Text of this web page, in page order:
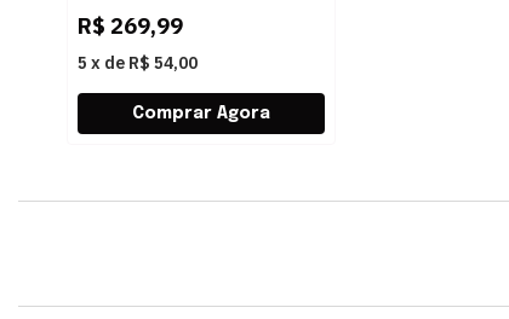
R$ 269,99
5 x de R$ 54,00